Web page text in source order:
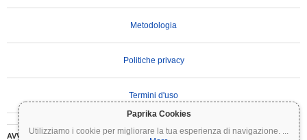
Paprika Cookies
Utilizziamo i cookie per migliorare la tua esperienza di navigazione. ...
Metodologia
Politiche privacy
Termini d'uso
AVVERTENZA IMPORTANTE:Le criptovalute sono altamente volatili e comportano